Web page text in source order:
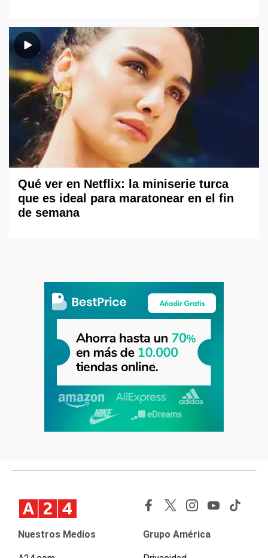
Qué ver en Netflix: la miniserie turca
que es ideal para maratonear en el fin
de semana
Nuestros Medios Grupo América